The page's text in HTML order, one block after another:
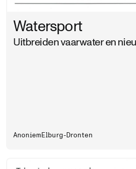
Watersport
Uitbreiden vaarwater en
Anoniem Elburg-Dronten